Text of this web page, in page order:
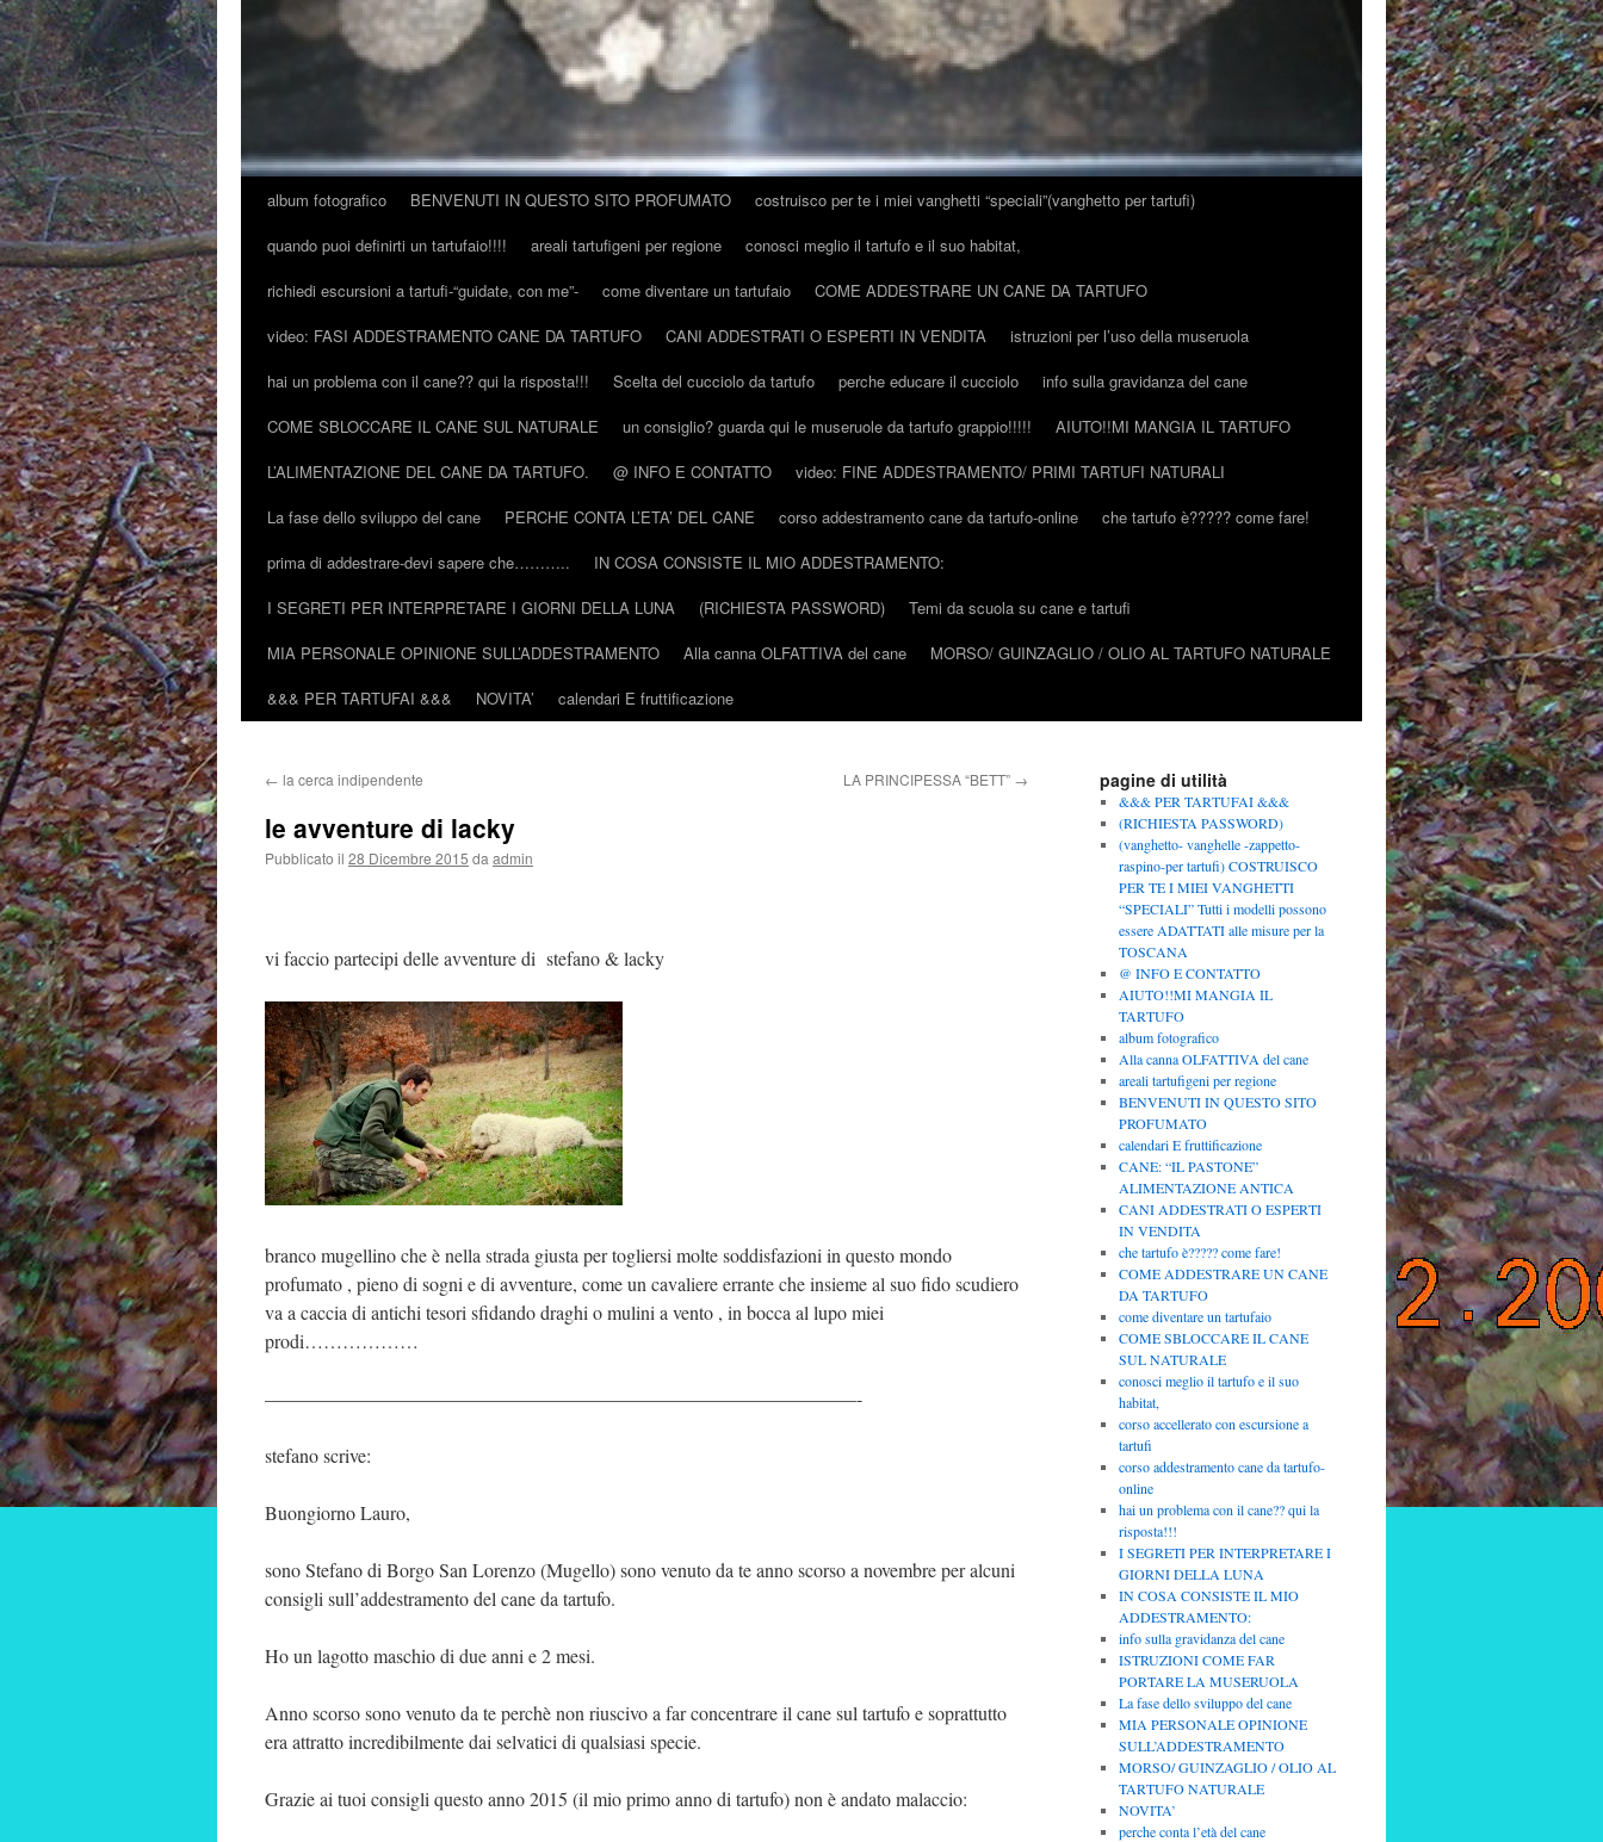
album fotografico BENVENUTI IN QUESTO SITO PROFUMATO
costruisco per te i miei vanghetti “speciali”(vanghetto per tartufi)
quando puoi definirti un tartufaio!!!!
areali tartufigeni per regione
conosci meglio il tartufo e il suo habitat,
richiedi escursioni a tartufi-“guidate, con me”-
come diventare un tartufaio
COME ADDESTRARE UN CANE DA TARTUFO
video: FASI ADDESTRAMENTO CANE DA TARTUFO
CANI ADDESTRATI O ESPERTI IN VENDITA
istruzioni per l’uso della museruola
hai un problema con il cane?? qui la risposta!!!
Scelta del cucciolo da tartufo perche educare il cucciolo
info sulla gravidanza del cane
COME SBLOCCARE IL CANE SUL NATURALE
un consiglio? guarda qui le museruole da tartufo grappio!!!!!
AIUTO!!MI MANGIA IL TARTUFO
L’ALIMENTAZIONE DEL CANE DA TARTUFO.
@ INFO E CONTATTO
video: FINE ADDESTRAMENTO/ PRIMI TARTUFI NATURALI
La fase dello sviluppo del cane
PERCHE CONTA L’ETA’ DEL CANE corso addestramento cane da tartufo-online
che tartufo è????? come fare!
prima di addestrare-devi sapere che………..
IN COSA CONSISTE IL MIO ADDESTRAMENTO:
I SEGRETI PER INTERPRETARE I GIORNI DELLA LUNA
(RICHIESTA PASSWORD)
Temi da scuola su cane e tartufi
MIA PERSONALE OPINIONE SULL’ADDESTRAMENTO
Alla canna OLFATTIVA del cane
MORSO/ GUINZAGLIO / OLIO AL TARTUFO NATURALE
&&& PER TARTUFAI &&&
NOVITA’ calendari E fruttificazione
← la cerca indipendente LA PRINCIPESSA “BETT” →
le avventure di lacky
Pubblicato il 28 Dicembre 2015 da admin
vi faccio partecipi delle avventure di stefano & lacky
branco mugellino che è nella strada giusta per togliersi molte soddisfazioni in questo mondo
profumato , pieno di sogni e di avventure, come un cavaliere errante che insieme al suo fido scudiero
va a caccia di antichi tesori sfidando draghi o mulini a vento , in bocca al lupo miei
prodi………………
———————————————————————————————-
stefano scrive:
Buongiorno Lauro,
sono Stefano di Borgo San Lorenzo (Mugello) sono venuto da te anno scorso a novembre per alcuni
consigli sull’addestramento del cane da tartufo.
Ho un lagotto maschio di due anni e 2 mesi.
Anno scorso sono venuto da te perchè non riuscivo a far concentrare il cane sul tartufo e soprattutto
era attratto incredibilmente dai selvatici di qualsiasi specie.
Grazie ai tuoi consigli questo anno 2015 (il mio primo anno di tartufo) non è andato malaccio:
pagine di utilità
&&& PER TARTUFAI &&&
(RICHIESTA PASSWORD)
(vanghetto- vanghelle -zappetto-
raspino-per tartufi) COSTRUISCO
PER TE I MIEI VANGHETTI
“SPECIALI” Tutti i modelli possono
essere ADATTATI alle misure per la
TOSCANA
@ INFO E CONTATTO
AIUTO!!MI MANGIA IL
TARTUFO
album fotografico
Alla canna OLFATTIVA del cane
areali tartufigeni per regione
BENVENUTI IN QUESTO SITO
PROFUMATO
calendari E fruttificazione
CANE: “IL PASTONE”
ALIMENTAZIONE ANTICA
CANI ADDESTRATI O ESPERTI
IN VENDITA
che tartufo è????? come fare!
COME ADDESTRARE UN CANE
DA TARTUFO
come diventare un tartufaio
COME SBLOCCARE IL CANE
SUL NATURALE
conosci meglio il tartufo e il suo
habitat,
corso accellerato con escursione a
tartufi
corso addestramento cane da tartufo-
online
hai un problema con il cane?? qui la
risposta!!!
I SEGRETI PER INTERPRETARE I
GIORNI DELLA LUNA
IN COSA CONSISTE IL MIO
ADDESTRAMENTO:
info sulla gravidanza del cane
ISTRUZIONI COME FAR
PORTARE LA MUSERUOLA
La fase dello sviluppo del cane
MIA PERSONALE OPINIONE
SULL’ADDESTRAMENTO
MORSO/ GUINZAGLIO / OLIO AL
TARTUFO NATURALE
NOVITA’
perche conta l’età del cane